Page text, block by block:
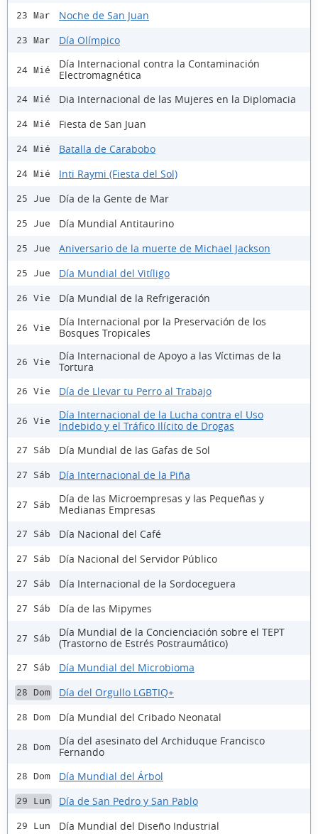
23 Mar Noche de San Juan
23 Mar Día Olímpico
24 Mié
Día Internacional contra la Contaminación
Electromagnética
24 Mié Dia Internacional de las Mujeres en la Diplomacia
24 Mié Fiesta de San Juan
24 Mié Batalla de Carabobo
24 Mié Inti Raymi (Fiesta del Sol)
25 Jue Día de la Gente de Mar
25 Jue Día Mundial Antitaurino
25 Jue Aniversario de la muerte de Michael Jackson
25 Jue Día Mundial del Vitíligo
26 Vie Día Mundial de la Refrigeración
26 Vie
Día Internacional por la Preservación de los
Bosques Tropicales
26 Vie
Día Internacional de Apoyo a las Víctimas de la
Tortura
26 Vie Día de Llevar tu Perro al Trabajo
26 Vie
Día Internacional de la Lucha contra el Uso
Indebido y el Tráfico Ilícito de Drogas
27 Sáb Día Mundial de las Gafas de Sol
27 Sáb Día Internacional de la Piña
27 Sáb
Día de las Microempresas y las Pequeñas y
Medianas Empresas
27 Sáb Día Nacional del Café
27 Sáb Día Nacional del Servidor Público
27 Sáb Día Internacional de la Sordoceguera
27 Sáb Día de las Mipymes
27 Sáb
Día Mundial de la Concienciación sobre el TEPT
(Trastorno de Estrés Postraumático)
27 Sáb Día Mundial del Microbioma
28 Dom Día del Orgullo LGBTIQ+
28 Dom Día Mundial del Cribado Neonatal
28 Dom
Día del asesinato del Archiduque Francisco
Fernando
28 Dom Día Mundial del Árbol
29 Lun Día de San Pedro y San Pablo
29 Lun Día Mundial del Diseño Industrial